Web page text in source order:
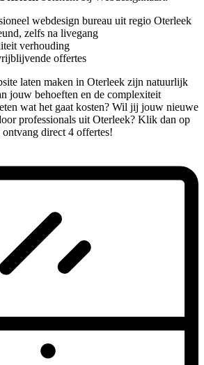
webdesign bureau uit regio Oterleek
zelfs na livegang
verhouding
offertes
laten maken in Oterleek zijn natuurlijk
jouw behoeften en de complexiteit
wat het gaat kosten? Wil jij jouw nieuwe
professionals uit Oterleek? Klik dan op
ontvang direct 4 offertes!